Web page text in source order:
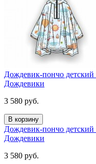
Дождевик-пончо детский
Дождевики
3 580 руб.
В корзину
Дождевик-пончо детский
Дождевики
3 580 руб.